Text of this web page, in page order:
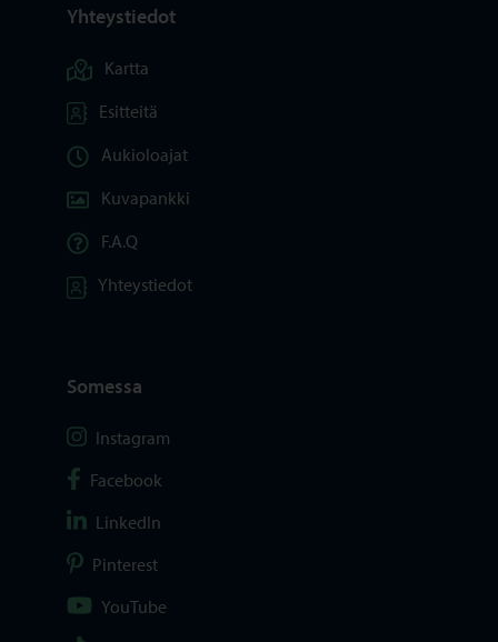
Yhteystiedot
Kartta
Esitteitä
Aukioloajat
Kuvapankki
F.A.Q
Yhteystiedot
Somessa
Seuraa Instagram
Instagram
Seuraa Facebook
Facebook
Seuraa LinkedIn
LinkedIn
Seuraa Pinterest
Pinterest
Seuraa YouTube
YouTube